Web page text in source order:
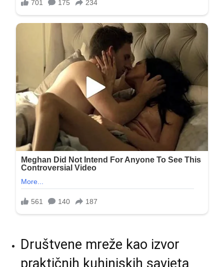
Društvene mreže kao izvor
praktičnih kuhinjskih savjeta